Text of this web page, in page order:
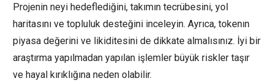
Projenin neyi hedeflediğini, takımın tecrübesini, yol
haritasını ve topluluk desteğini inceleyin. Ayrıca, tokenın
piyasa değerini ve likiditesini de dikkate almalısınız. İyi bir
araştırma yapılmadan yapılan işlemler büyük riskler taşır
ve hayal kırıklığına neden olabilir.